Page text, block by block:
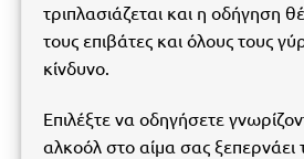
τριπλασιάζεται και η οδήγηση
τους επιβάτες και όλους τους
κίνδυνο.
Επιλέξτε να οδηγήσετε
αλκοόλ στο αίμα σας ξεπερνάει